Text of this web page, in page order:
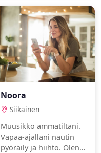
Noora
Siikainen
Muusikko ammatiltani.
Vapaa-ajallani nautin
pyöräily ja hiihto. Olen